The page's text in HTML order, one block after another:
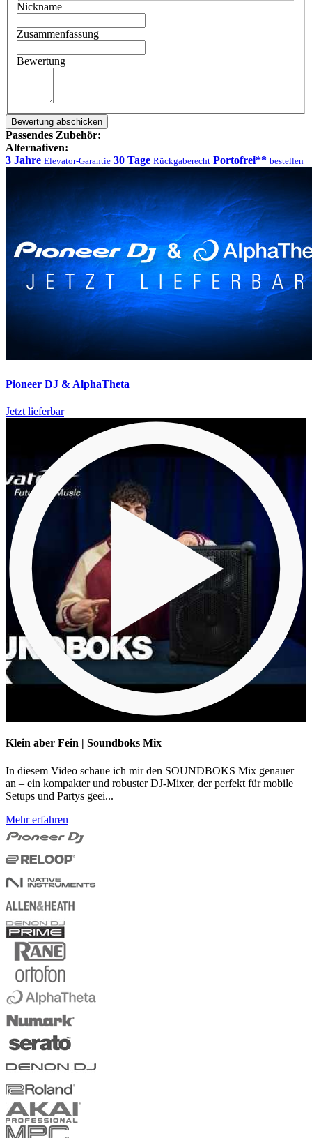
Nickname
Zusammenfassung
Bewertung
Bewertung abschicken
Passendes Zubehör:
Alternativen:
3 Jahre Elevator-Garantie 30 Tage Rückgaberecht Portofrei** bestellen
Pioneer DJ & AlphaTheta
Jetzt lieferbar
Klein aber Fein | Soundboks Mix
In diesem Video schaue ich mir den SOUNDBOKS Mix genauer
an – ein kompakter und robuster DJ-Mixer, der perfekt für mobile
Setups und Partys geei...
Mehr erfahren